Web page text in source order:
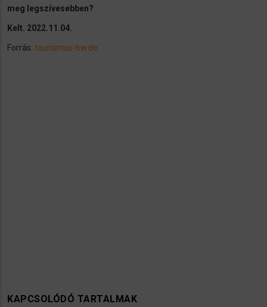
meg legszívesebben?
Kelt. 2022.11.04.
Forrás: tourismus-bw.de
KAPCSOLÓDÓ TARTALMAK